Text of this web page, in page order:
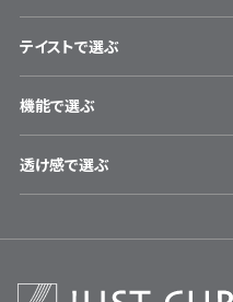
テイストで選ぶ
機能で選ぶ
透け感で選ぶ